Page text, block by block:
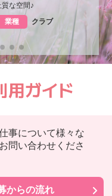
な空間♪
業種 クラブ
事について様々な
問い合わせくださ
からの流れ